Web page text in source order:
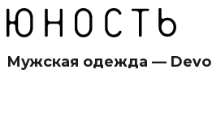
Мужская одежда — Devo